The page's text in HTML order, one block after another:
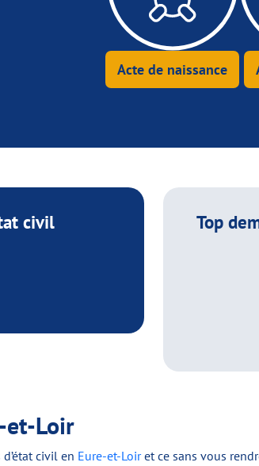
Acte de naissance
civil
Top
et-Loir
civil en Eure-et-Loiret ce sans vous